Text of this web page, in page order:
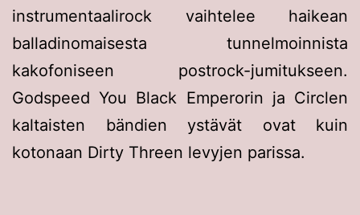
instrumentaalirock vaihtelee haikean
balladinomaisesta tunnelmoinnista
kakofoniseen postrock-jumitukseen.
Godspeed You Black Emperorin ja Circlen
kaltaisten bändien ystävät ovat kuin
kotonaan Dirty Threen levyjen parissa.